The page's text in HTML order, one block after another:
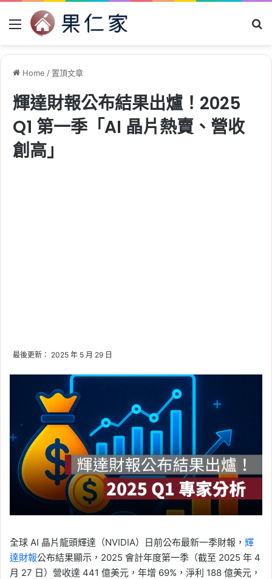
Menu
Home / 置頂文章
輝達財報公布結果出爐！2025
Q1 第一季「AI 晶片熱賣、營收
創高」
最後更新： 2025 年 5 月 29 日
全球 AI 晶片龍頭輝達（NVIDIA）日前公布最新一季財報， 輝
達財報公布結果顯示，2025 會計年度第一季（截至 2025 年 4
月 27 日）營收達 441 億美元，年增 69%，淨利 188 億美元，